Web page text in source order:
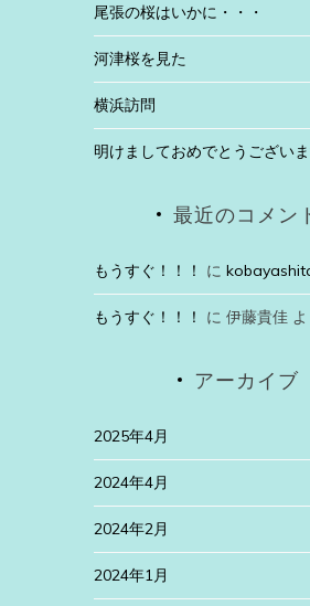
尾張の桜はいかに・・・
河津桜を見た
横浜訪問
明けましておめでとうござい
最近のコメン
もうすぐ！！！ に
もうすぐ！！！ に 伊藤貴佳よ
アーカイブ
2025年4月
2024年4月
2024年2月
2024年1月